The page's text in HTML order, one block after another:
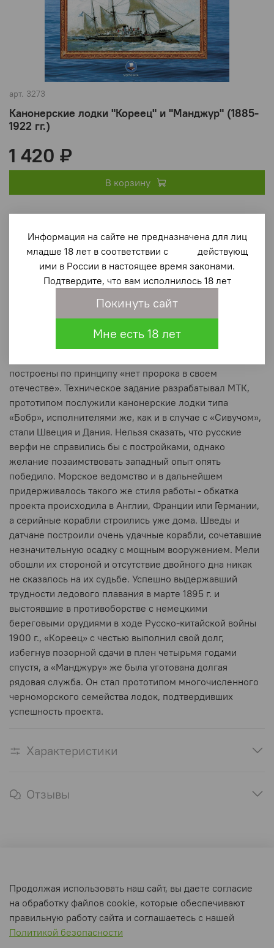
арт. 3273
Канонерские лодки "Кореец" и "Манджур" (1885-
1922 гг.)
1 420 ₽
В корзину
построены по принципу «нет пророка в своем
отечестве». Техническое задание разрабатывал МТК,
прототипом послужили канонерские лодки типа
«Бобр», исполнителями же, как и в случае с «Сивучом»,
стали Швеция и Дания. Нельзя сказать, что русские
верфи не справились бы с постройками, однако
желание позаимствовать западный опыт опять
победило. Морское ведомство и в дальнейшем
придерживалось такого же стиля работы - обкатка
проекта происходила в Англии, Франции или Германии,
а серийные корабли строились уже дома. Шведы и
датчане построили очень удачные корабли, сочетавшие
незначительную осадку с мощным вооружением. Мели
обошли их стороной и отсутствие двойного дна никак
не сказалось на их судьбе. Успешно выдержавший
трудности ледового плавания в марте 1895 г. и
выстоявшие в противоборстве с немецкими
береговыми орудиями в ходе Русско-китайской войны
1900 г., «Кореец» с честью выполнил свой долг,
избегнув позорной сдачи в плен четырьмя годами
спустя, а «Манджуру» же была уготована долгая
рядовая служба. Он стал прототипом многочисленного
черноморского семейства лодок, подтвердивших
успешность проекта.
Характеристики
Отзывы
Пользовательское соглашение
Условия обмена и возврата
Интернет-магазин создан на inSales
Продолжая использовать наш сайт, вы даете согласие
на обработку файлов cookie, которые обеспечивают
правильную работу сайта и соглашаетесь с нашей
Политикой безопасности
Информация на сайте не предназначена для лиц
младше 18 лет в соответствии с действующ
ими в России в настоящее время законами.
Подтвердите, что вам исполнилось 18 лет
Покинуть сайт
Мне есть 18 лет